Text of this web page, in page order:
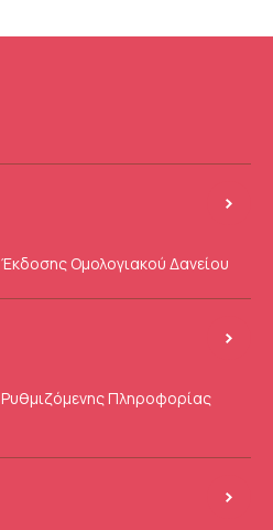
Ομολογιακού Δανείου
Ρυθμιζόμενης Πληροφορίας